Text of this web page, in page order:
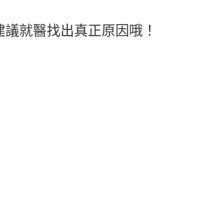
就醫找出真正原因哦！